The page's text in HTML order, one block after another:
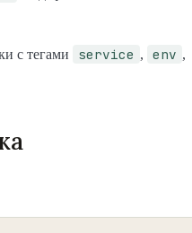
с тегами service , env ,